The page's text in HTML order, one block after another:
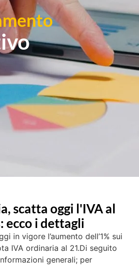
scatta oggi l'IVA al
ecco i dettagli
in vigore l’aumento dell’1% sui
IVA ordinaria al 21.Di seguito
generali; per